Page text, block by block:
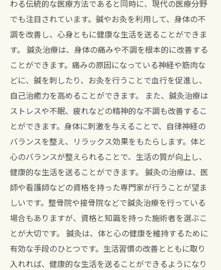
わる伝統的な医療方法であると同時に、現代の医療分野
でも注目されています。鍼やお灸を利用して、身体の不
調を改善し、心身ともに健康な生活を送ることができま
す。 鍼灸治療は、身体の痛みや不調を根本的に改善する
ことができます。痛みの原因になっている神経や筋肉な
どに、鍼を刺したり、お灸を行うことで血行を促進し、
自己治癒力を高めることができます。 また、鍼灸治療は
ストレスや不眠、疲れなどの精神的な不調も改善するこ
とができます。身体に刺激を与えることで、自律神経の
バランスを整え、リラックス効果をもたらします。体と
心のバランスが整えられることで、生活の質が向上し、
健康的な生活を送ることができます。 鍼灸の治療は、医
師や看護師などの資格を持った専門家が行うことが望ま
しいです。整骨院や接骨院などで鍼灸治療を行っている
場合もありますが、資格と知識を持った施術者を選ぶこ
とが大切です。 鍼灸は、体と心の健康を維持するために
有効な手段のひとつです。生活習慣の改善とともに取り
入れれば、健康的な生活を送ることができるようになり